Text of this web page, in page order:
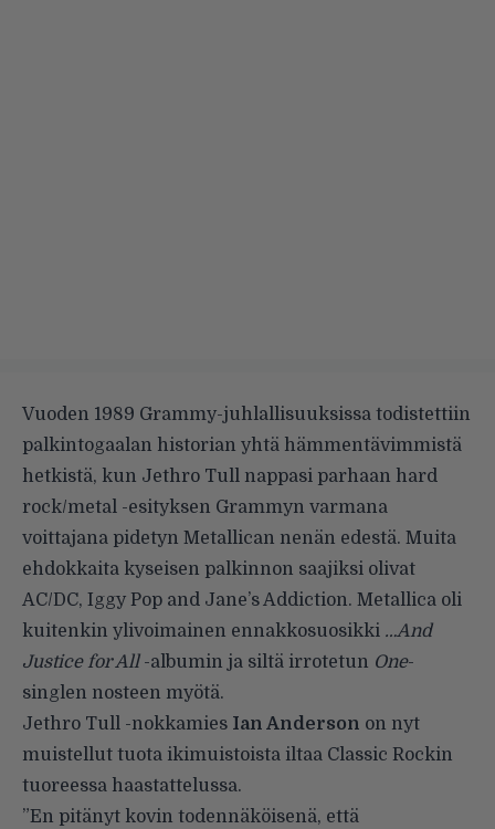
Vuoden 1989 Grammy-juhlallisuuksissa todistettiin
palkintogaalan historian yhtä hämmentävimmistä
hetkistä, kun Jethro Tull nappasi parhaan hard
rock/metal -esityksen Grammyn varmana
voittajana pidetyn Metallican nenän edestä. Muita
ehdokkaita kyseisen palkinnon saajiksi olivat
AC/DC, Iggy Pop and Jane’s Addiction. Metallica oli
kuitenkin ylivoimainen ennakkosuosikki …And
Justice for All -albumin ja siltä irrotetun One-
singlen nosteen myötä.
Jethro Tull -nokkamies Ian Anderson on nyt
muistellut tuota ikimuistoista iltaa Classic Rockin
tuoreessa haastattelussa.
”En pitänyt kovin todennäköisenä, että